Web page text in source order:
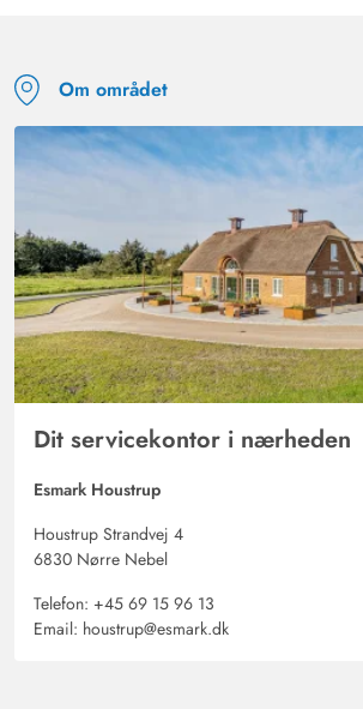
Om området
Dit servicekontor i nærheden
Esmark Houstrup
Houstrup Strandvej 4
6830 Nørre Nebel
Telefon: +45 69 15 96 13
Email: houstrup@esmark.dk